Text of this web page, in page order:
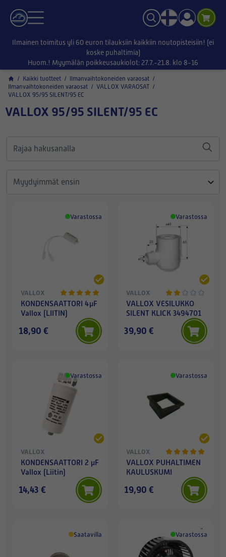
Ilmainen toimitus yli 60 euron tilauksiin kaikkiin noutopisteisiin! (ei
koske puhaltimia)
Huom.! Myymälän poikkeusaukiolot: 27.7.-21.8. klo 8-16
/ Kaikki tuotteet / Ilmanvaihtokoneiden varaosat /
Ilmanvaihtokoneiden varaosat / VALLOX VARAOSAT /
VALLOX 95/95 SILENT/95 EC
VALLOX 95/95 SILENT/95 EC
Varastossa
VALLOX
KONDENSAATTORI 4µF
Vallox (LIITIN)
18,90 €
Varastossa
VALLOX
VALLOX VESILUKKO
SILENT KLICK 3494701
39,90 €
Varastossa
VALLOX
KONDENSAATTORI 2 µF
Vallox (Liitin)
14,43 €
Varastossa
VALLOX
VALLOX PUHALTIMEN
KAULUSKUMI
19,90 €
Saatavilla Varastossa